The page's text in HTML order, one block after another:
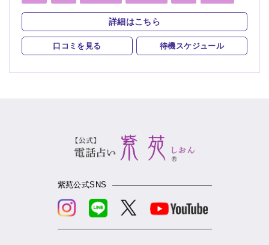
営、人間関係、人生相談、健康、金運、引越し、開運、生霊、
相手の気持ち、総合運、過去、未来、将来、運勢、カルマ、縁
結び
守護霊 オーラリーディング チャネリング
スピリチュアルカウンセリング チャクラ 言霊
アカシックリーディング 除霊 浄霊 浄化 祈願
祈祷 波動修正 縁結び
詳細はこちら
口コミを見る 待機スケジュール
紫苑公式SNS